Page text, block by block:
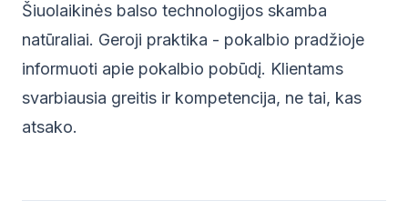
Šiuolaikinės balso technologijos skamba
natūraliai. Geroji praktika - pokalbio pradžioje
informuoti apie pokalbio pobūdį. Klientams
svarbiausia greitis ir kompetencija, ne tai, kas
atsako.